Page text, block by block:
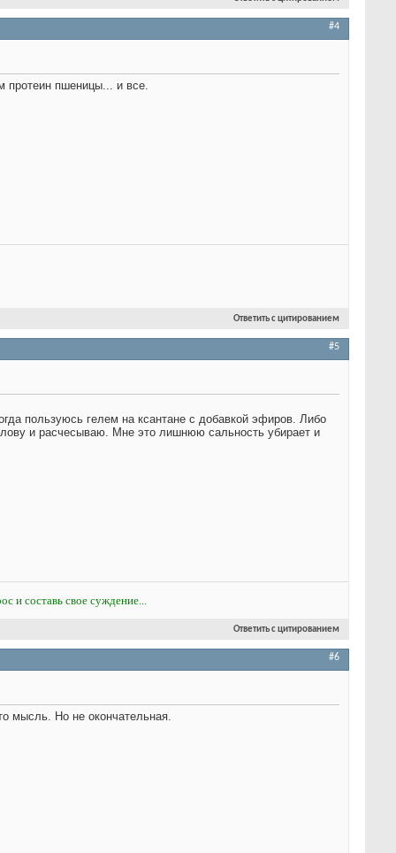
#4
протеин пшеницы... и все.
Ответить с цитированием
#5
пользуюсь гелем на ксантане с добавкой эфиров. Либо
и расчесываю. Мне это лишнюю сальность убирает и
и составь свое суждение...
Ответить с цитированием
#6
мысль. Но не окончательная.